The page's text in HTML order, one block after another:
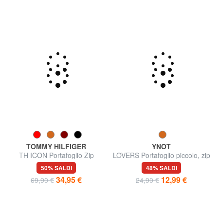
TOMMY HILFIGER
TH ICON Portafoglio Zip
Around
50% SALDI
69,90 € 34,95 €
YNOT
LOVERS Portafoglio piccolo, zip
around
48% SALDI
24,90 € 12,99 €